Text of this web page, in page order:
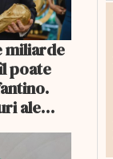
miliarde
poate
ale
FIFA